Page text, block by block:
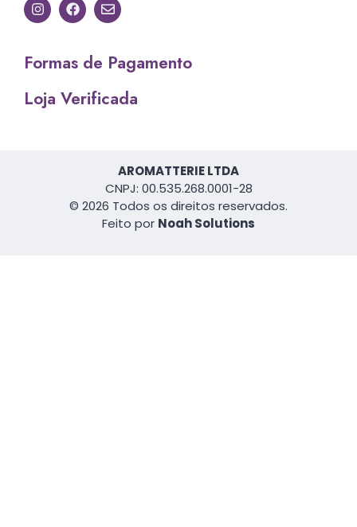
Formas de Pagamento
Loja Verificada
AROMATTERIE LTDA
CNPJ: 00.535.268.0001-28
© 2026 Todos os direitos reservados.
Feito por Noah Solutions